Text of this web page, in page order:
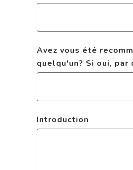
Avez vous été
quelqu'un? Si oui, par
Introduction